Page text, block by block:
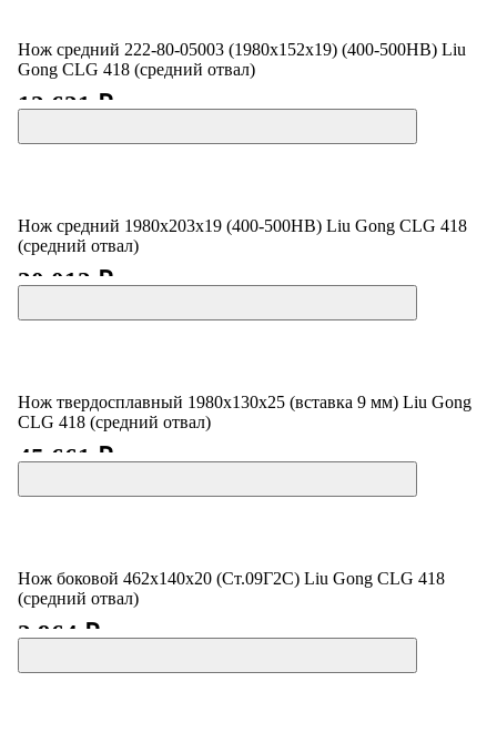
Нож средний 222-80-05003 (1980x152x19) (400-500HB) Liu
Gong СLG 418 (средний отвал)
12 621 ₽
Нож средний 1980x203x19 (400-500HB) Liu Gong СLG 418
(средний отвал)
20 012 ₽
Нож твердосплавный 1980х130х25 (вставка 9 мм) Liu Gong
СLG 418 (средний отвал)
45 661 ₽
Нож боковой 462х140х20 (Ст.09Г2С) Liu Gong СLG 418
(средний отвал)
2 964 ₽